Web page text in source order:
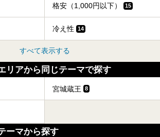
格安（1,000円以下） 15
冷え性 14
すべて表示する
リアから同じテーマで探す
宮城蔵王 8
ーマから探す